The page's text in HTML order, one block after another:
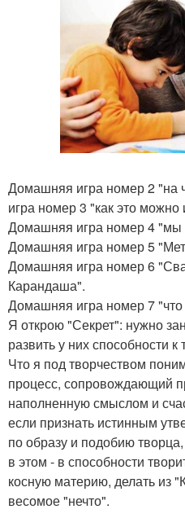
Домашняя игра номер 2 "на
игра номер 3 "как это
Домашняя игра номер 4 "мы
Домашняя игра номер 5
Домашняя игра номер 6
Карандаша".
Домашняя игра номер 7
Я открою "Секрет": нужно
развить у них способности к
Что я под творчеством
процесс, сопровождающий
наполненную смыслом и
если признать истинным
по образу и подобию
в этом - в способности
косную материю, делать из
весомое "нечто".